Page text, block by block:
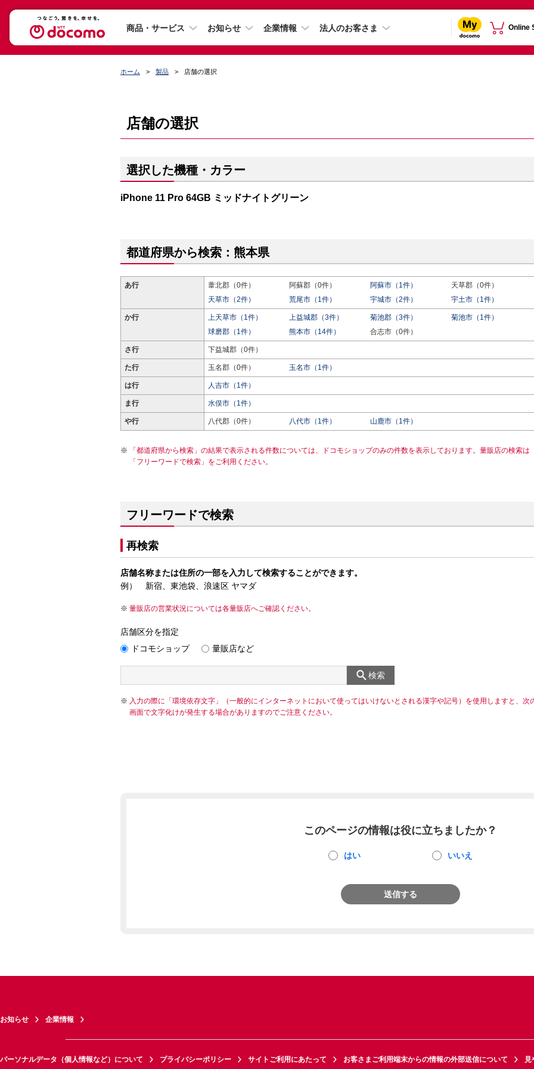
商品・サービス お知らせ 企業情報 法人のお客さま Online
ホーム 製品 店舗の選択
店舗の選択
選択した機種・カラー
iPhone 11 Pro 64GB ミッドナイトグリーン
都道府県から検索：熊本県
あ行 葦北郡（0件） 阿蘇郡（0件） 阿蘇市（1件）
天草郡（0件）
天草市（2件）
荒尾市（1件） 宇城市（2件） 宇土市（1件）
か行 上天草市（1件） 上益城郡（3件） 菊池郡（3件）
菊池市（1件）
球磨郡（1件）
熊本市（14件） 合志市（0件）
さ行 下益城郡（0件）
た行 玉名郡（0件） 玉名市（1件）
は行 人吉市（1件）
ま行 水俣市（1件）
や行 八代郡（0件） 八代市（1件） 山鹿市（1件）
「都道府県から検索」の結果で表示される件数については、ドコモショップのみの件数を表示しております。量販店の検索は
「フリーワードで検索」をご利用ください。
フリーワードで検索
再検索
店舗名称または住所の一部を入力して検索することができます。
例） 新宿、東池袋、浪速区 ヤマダ
量販店の営業状況については各量販店へご確認ください。
店舗区分を指定
ドコモショップ
量販店など
検索
入力の際に「環境依存文字」（一般的にインターネットにおいて使ってはいけないとされる漢字や記号）を使用しますと、次
画面で文字化けが発生する場合がありますのでご注意ください。
このページの情報は役に立ちましたか？
はい いいえ
送信する
お知らせ 企業情報
パーソナルデータ（個人情報など）について プライバシーポリシー サイトご利用にあたって お客さまご利用端末からの情報の外部送信について 見